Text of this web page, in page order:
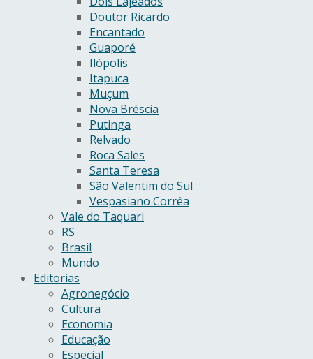
Doutor Ricardo
Encantado
Guaporé
Ilópolis
Itapuca
Muçum
Nova Bréscia
Putinga
Relvado
Roca Sales
Santa Teresa
São Valentim do Sul
Vespasiano Corrêa
Vale do Taquari
RS
Brasil
Mundo
Editorias
Agronegócio
Cultura
Economia
Educação
Especial